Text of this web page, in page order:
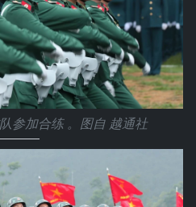
参加合练 。图自 越通社